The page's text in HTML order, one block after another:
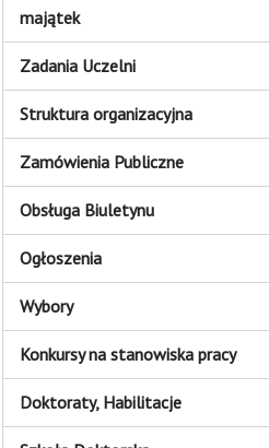
majątek
Zadania Uczelni
Struktura organizacyjna
Zamówienia Publiczne
Obsługa Biuletynu
Ogłoszenia
Wybory
Konkursy na stanowiska pracy
Doktoraty, Habilitacje